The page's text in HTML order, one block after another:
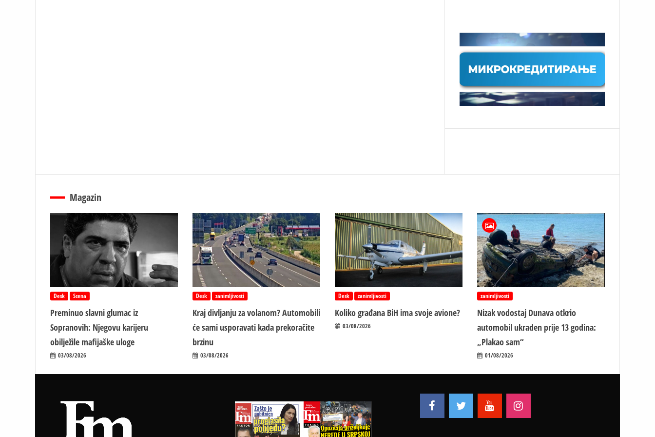
Magazin
Desk Scena
Preminuo slavni glumac iz
Sopranovih: Njegovu karijeru
obilježile mafijaške uloge
03/08/2026
Desk zanimljivosti
Kraj divljanju za volanom? Automobili
će sami usporavati kada prekoračite
brzinu
03/08/2026
Desk zanimljivosti
Koliko građana BiH ima svoje avione?
03/08/2026
zanimljivosti
Nizak vodostaj Dunava otkrio
automobil ukraden prije 13 godina:
„Plakao sam“
01/08/2026